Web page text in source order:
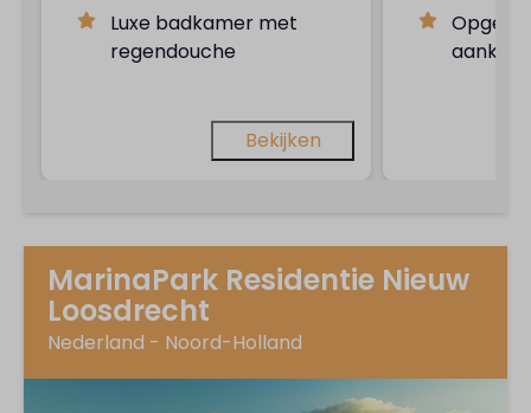
Luxe badkamer met
regendouche
Bekijken
MarinaPark Residentie Nieuw
Loosdrecht
Nederland - Noord-Holland